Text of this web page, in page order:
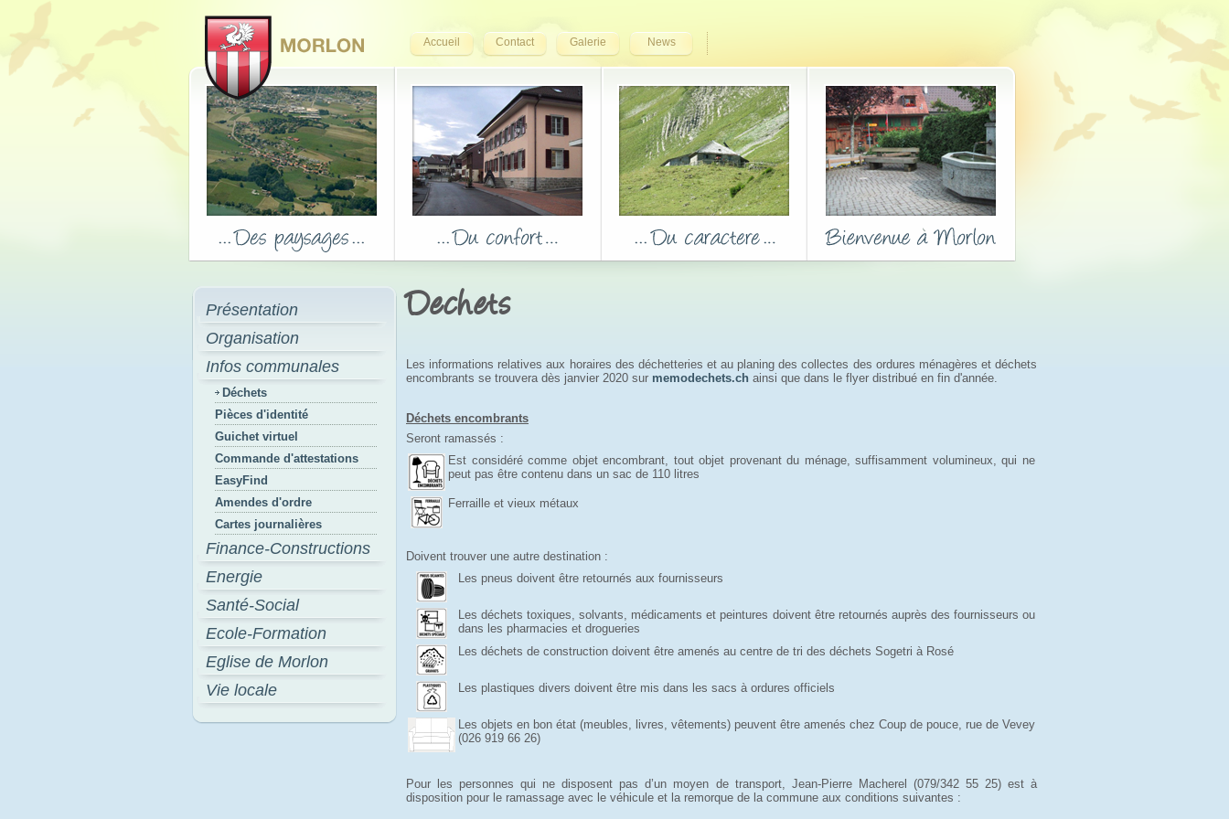
Accueil Contact Galerie News
Présentation
Organisation
Infos communales
Déchets
Pièces d'identité
Guichet virtuel
Commande d'attestations
EasyFind
Amendes d'ordre
Cartes journalières
Finance-Constructions
Energie
Santé-Social
Ecole-Formation
Eglise de Morlon
Vie locale
Dechets
Les informations relatives aux horaires des déchetteries et au planing des collectes des ordures ménagères et déchets
encombrants se trouvera dès janvier 2020 sur memodechets.ch ainsi que dans le flyer distribué en fin d'année.
Déchets encombrants
Seront ramassés :
Est considéré comme objet encombrant, tout objet provenant du ménage, suffisamment volumineux, qui ne
peut pas être contenu dans un sac de 110 litres
Ferraille et vieux métaux
Doivent trouver une autre destination :
Les pneus doivent être retournés aux fournisseurs
Les déchets toxiques, solvants, médicaments et peintures doivent être retournés auprès des fournisseurs ou
dans les pharmacies et drogueries
Les déchets de construction doivent être amenés au centre de tri des déchets Sogetri à Rosé
Les plastiques divers doivent être mis dans les sacs à ordures officiels
Les objets en bon état (meubles, livres, vêtements) peuvent être amenés chez Coup de pouce, rue de Vevey
(026 919 66 26)
Pour les personnes qui ne disposent pas d’un moyen de transport, Jean-Pierre Macherel (079/342 55 25) est à
disposition pour le ramassage avec le véhicule et la remorque de la commune aux conditions suivantes :